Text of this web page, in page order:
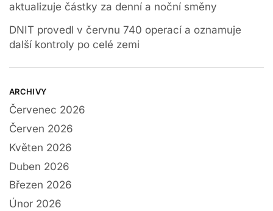
aktualizuje částky za denní a noční směny
DNIT provedl v červnu 740 operací a oznamuje
další kontroly po celé zemi
ARCHIVY
Červenec 2026
Červen 2026
Květen 2026
Duben 2026
Březen 2026
Únor 2026